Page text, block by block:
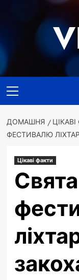
меню
ДОМАШНЯ
ФЕСТИВАЛЮ
Цікаві факти